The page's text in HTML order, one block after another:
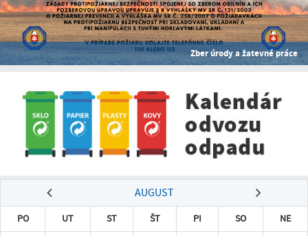
Zber úrody a žatevné práce
AUGUST
PO UT ST ŠT PI SO
NE